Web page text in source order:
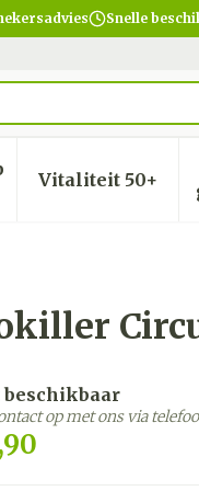
Snelle
en hygiëne
voeding en
voor
Vitaliteit 50+
Toon
beschikbaar
op met ons via